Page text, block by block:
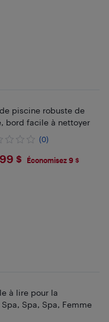
piscine robuste de
bord facile à nettoyer
(0)
$ Économisez 9 $
à lire pour la
Spa, Spa, Femme